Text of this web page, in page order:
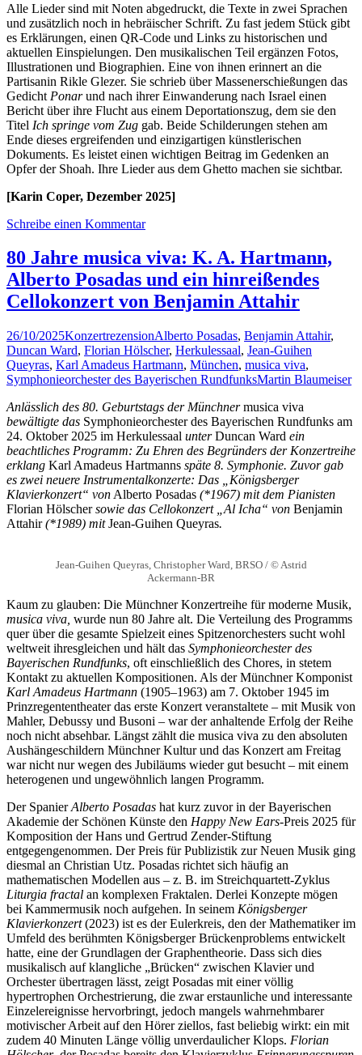
Alle Lieder sind mit Noten abgedruckt, die Texte in zwei Sprachen
und zusätzlich noch in hebräischer Schrift. Zu fast jedem Stück gibt
es Erklärungen, einen QR-Code und Links zu historischen und
aktuellen Einspielungen. Den musikalischen Teil ergänzen Fotos,
Illustrationen und Biographien. Eine von ihnen erinnert an die
Partisanin Rikle Glezer. Sie schrieb über Massenerschießungen das
Gedicht Ponarund nach ihrer Einwanderung nach Israel einen
Bericht über ihre Flucht aus einem Deportationszug, dem sie den
Titel Ich springe vom Zug gab. Beide Schilderungen stehen am
Ende dieses ergreifenden und einzigartigen künstlerischen
Dokuments. Es leistet einen wichtigen Beitrag im Gedenken an
Opfer der Shoah. Ihre Lieder aus dem Ghetto machen sie sichtbar.
[Karin Coper, Dezember 2025]
Schreibe einen Kommentar
80 Jahre musica viva: K. A. Hartmann,
Alberto Posadas und ein hinreißendes
Cellokonzert von Benjamin Attahir
26/10/2025KonzertrezensionAlberto Posadas, Benjamin Attahir,
Duncan Ward, Florian Hölscher, Herkulessaal, Jean-Guihen
Queyras, Karl Amadeus Hartmann, München, musica viva,
Symphonieorchester des Bayerischen RundfunksMartin Blaumeiser
Anlässlich des 80. Geburtstags der Münchnermusica viva
bewältigte das Symphonieorchester des Bayerischen Rundfunks am
24. Oktober 2025 im Herkulessaal unterDuncan Ward ein
beachtliches Programm: Zu Ehren des Begründers der Konzertreihe
erklang Karl Amadeus Hartmanns späte 8. Symphonie. Zuvor gab
es zwei neuere Instrumentalkonzerte: Das „Königsberger
Klavierkonzert“ von Alberto Posadas (*1967) mit dem Pianisten
Florian Hölschersowie das Cellokonzert „Al Icha“ von Benjamin
Attahir(*1989) mitJean-Guihen Queyras.
Jean-Guihen Queyras, Christopher Ward, BRSO / © Astrid
Ackermann-BR
Kaum zu glauben: Die Münchner Konzertreihe für moderne Musik,
musica viva, wurde nun 80 Jahre alt. Die Verteilung des Programms
quer über die gesamte Spielzeit eines Spitzenorchesters sucht wohl
weltweit ihresgleichen und hält das Symphonieorchester des
Bayerischen Rundfunks, oft einschließlich des Chores, in stetem
Kontakt zu aktuellen Kompositionen. Als der Münchner Komponist
Karl Amadeus Hartmann (1905–1963) am 7. Oktober 1945 im
Prinzregententheater das erste Konzert veranstaltete – mit Musik von
Mahler, Debussy und Busoni – war der anhaltende Erfolg der Reihe
noch nicht absehbar. Längst zählt die musica viva zu den absoluten
Aushängeschildern Münchner Kultur und das Konzert am Freitag
war nicht nur wegen des Jubiläums wieder gut besucht – mit einem
heterogenen und ungewöhnlich langen Programm.
Der SpanierAlberto Posadas hat kurz zuvor in der Bayerischen
Akademie der Schönen Künste den Happy New Ears-Preis 2025 für
Komposition der Hans und Gertrud Zender-Stiftung
entgegengenommen. Der Preis für Publizistik zur Neuen Musik ging
diesmal an Christian Utz. Posadas richtet sich häufig an
mathematischen Modellen aus – z. B. im Streichquartett-Zyklus
Liturgia fractal an komplexen Fraktalen. Derlei Konzepte mögen
bei Kammermusik noch aufgehen. In seinem Königsberger
Klavierkonzert(2023) ist es der Eulerkreis, den der Mathematiker im
Umfeld des berühmten Königsberger Brückenproblems entwickelt
hatte, eine der Grundlagen der Graphentheorie. Dass sich dies
musikalisch auf klangliche „Brücken“ zwischen Klavier und
Orchester übertragen lässt, zeigt Posadas mit einer völlig
hypertrophen Orchestrierung, die zwar erstaunliche und interessante
Einzelereignisse hervorbringt, jedoch mangels wahrnehmbarer
motivischer Arbeit auf den Hörer ziellos, fast beliebig wirkt: ein mit
zudem 40 Minuten Länge völlig unverdaulicher Klops. Florian